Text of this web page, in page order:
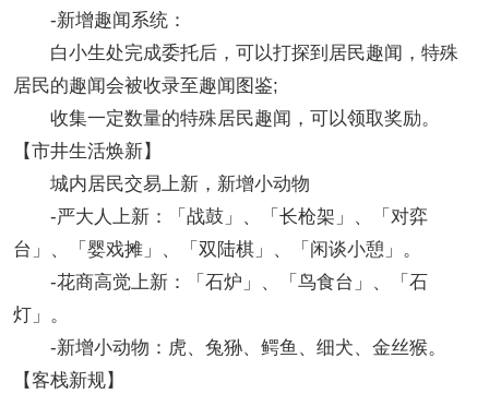
-新增趣闻系统：
白小生处完成委托后，可以打探到居民趣闻，特殊
居民的趣闻会被收录至趣闻图鉴;
收集一定数量的特殊居民趣闻，可以领取奖励。
【市井生活焕新】
城内居民交易上新，新增小动物
-严大人上新：「战鼓」、「长枪架」、「对弈
台」、「婴戏摊」、「双陆棋」、「闲谈小憩」。
-花商高觉上新：「石炉」、「鸟食台」、「石
灯」。
-新增小动物：虎、兔狲、鳄鱼、细犬、金丝猴。
【客栈新规】